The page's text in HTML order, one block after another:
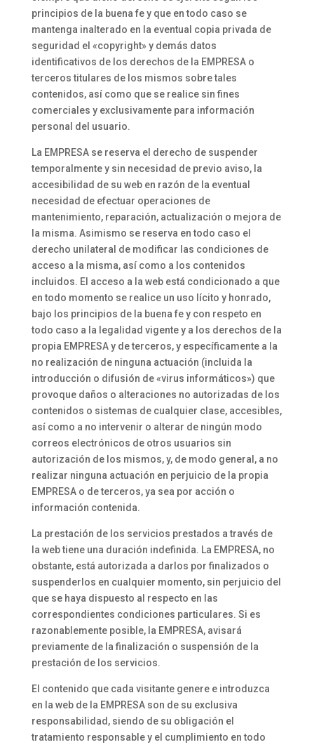
principios de la buena fe y que en todo caso se
mantenga inalterado en la eventual copia privada de
seguridad el «copyright» y demás datos
identificativos de los derechos de la EMPRESA o
terceros titulares de los mismos sobre tales
contenidos, así como que se realice sin fines
comerciales y exclusivamente para información
personal del usuario.
La EMPRESA se reserva el derecho de suspender
temporalmente y sin necesidad de previo aviso, la
accesibilidad de su web en razón de la eventual
necesidad de efectuar operaciones de
mantenimiento, reparación, actualización o mejora de
la misma. Asimismo se reserva en todo caso el
derecho unilateral de modificar las condiciones de
acceso a la misma, así como a los contenidos
incluidos. El acceso a la web está condicionado a que
en todo momento se realice un uso lícito y honrado,
bajo los principios de la buena fe y con respeto en
todo caso a la legalidad vigente y a los derechos de la
propia EMPRESA y de terceros, y específicamente a la
no realización de ninguna actuación (incluida la
introducción o difusión de «virus informáticos») que
provoque daños o alteraciones no autorizadas de los
contenidos o sistemas de cualquier clase, accesibles,
así como a no intervenir o alterar de ningún modo
correos electrónicos de otros usuarios sin
autorización de los mismos, y, de modo general, a no
realizar ninguna actuación en perjuicio de la propia
EMPRESA o de terceros, ya sea por acción o
información contenida.
La prestación de los servicios prestados a través de
la web tiene una duración indefinida. La EMPRESA, no
obstante, está autorizada a darlos por finalizados o
suspenderlos en cualquier momento, sin perjuicio del
que se haya dispuesto al respecto en las
correspondientes condiciones particulares. Si es
razonablemente posible, la EMPRESA, avisará
previamente de la finalización o suspensión de la
prestación de los servicios.
El contenido que cada visitante genere e introduzca
en la web de la EMPRESA son de su exclusiva
responsabilidad, siendo de su obligación el
tratamiento responsable y el cumplimiento en todo